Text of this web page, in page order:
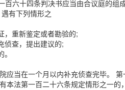
六十四条判决书应当由合议庭的组
有下列情形之
，重新鉴定或者勘验的;
侦查，提出建议的;
应当在一个月以内补充侦查完毕。
本法第一百二十六条规定情形之一的